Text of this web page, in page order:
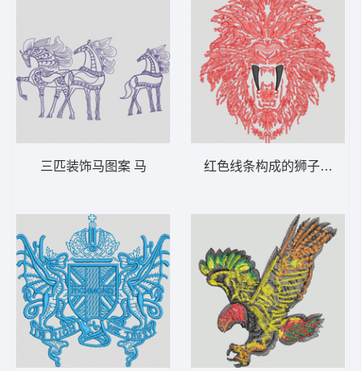
三匹装饰马图案 马 红色线条构成的狮子头像